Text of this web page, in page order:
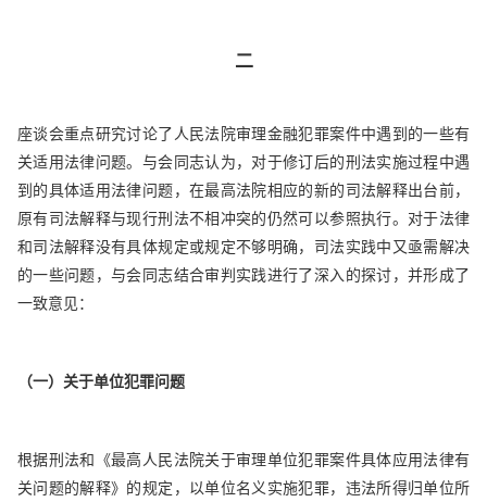
二
座谈会重点研究讨论了人民法院审理金融犯罪案件中遇到的一些有
关适用法律问题。与会同志认为，对于修订后的刑法实施过程中遇
到的具体适用法律问题，在最高法院相应的新的司法解释出台前，
原有司法解释与现行刑法不相冲突的仍然可以参照执行。对于法律
和司法解释没有具体规定或规定不够明确，司法实践中又亟需解决
的一些问题，与会同志结合审判实践进行了深入的探讨，并形成了
一致意见：
（一）关于单位犯罪问题
根据刑法和《最高人民法院关于审理单位犯罪案件具体应用法律有
关问题的解释》的规定，以单位名义实施犯罪，违法所得归单位所